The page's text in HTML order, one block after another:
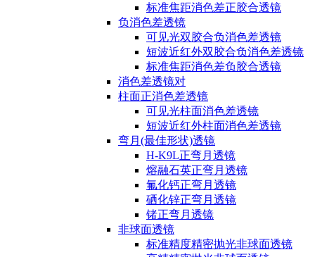
标准焦距消色差正胶合透镜
负消色差透镜
可见光双胶合负消色差透镜
短波近红外双胶合负消色差透镜
标准焦距消色差负胶合透镜
消色差透镜对
柱面正消色差透镜
可见光柱面消色差透镜
短波近红外柱面消色差透镜
弯月(最佳形状)透镜
H-K9L正弯月透镜
熔融石英正弯月透镜
氟化钙正弯月透镜
硒化锌正弯月透镜
锗正弯月透镜
非球面透镜
标准精度精密抛光非球面透镜